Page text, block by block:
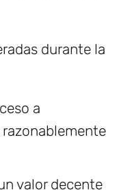
durante la
a
valor decente